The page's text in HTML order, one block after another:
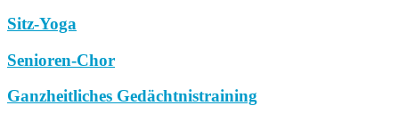
Sitz-Yoga
Senioren-Chor
Ganzheitliches Gedächtnistraining